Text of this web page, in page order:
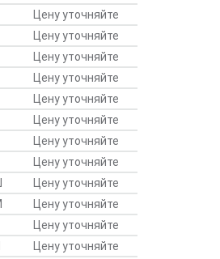
Цену уточняйте
Цену уточняйте
Цену уточняйте
Цену уточняйте
Цену уточняйте
Цену уточняйте
Цену уточняйте
Цену уточняйте
Цену уточняйте
Цену уточняйте
Цену уточняйте
Цену уточняйте